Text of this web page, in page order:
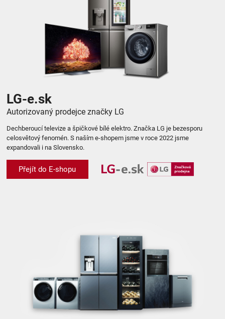
LG-e.sk
Autorizovaný prodejce značky LG
Dechberoucí televize a špičkové bílé elektro. Značka LG je bezesporu
celosvětový fenomén. S naším e-shopem jsme v roce 2022 jsme
expandovali i na Slovensko.
Přejít do E-shopu